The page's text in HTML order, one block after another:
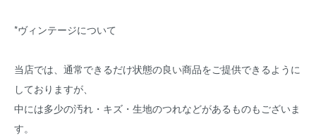
*ヴィンテージについて
当店では、通常できるだけ状態の良い商品をご提供できるように
しておりますが、
中には多少の汚れ・キズ・生地のつれなどがあるものもございま
す。